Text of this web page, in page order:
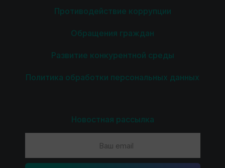
Противодействие коррупции
Обращения граждан
Развитие конкурентной среды
Политика обработки персональных данных
Новостная рассылка